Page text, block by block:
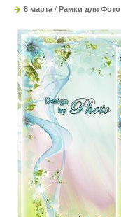
8 марта / Рамки для Фото